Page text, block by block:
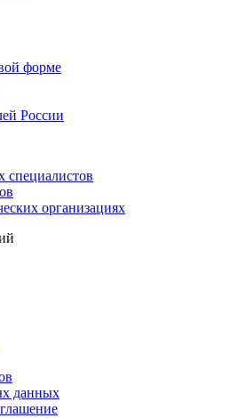
форме
России
специалистов
организациях
данных